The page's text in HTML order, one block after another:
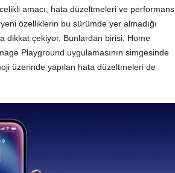
amacı, hata düzeltmeleri ve performans
özelliklerin bu sürümde yer almadığı
dikkat çekiyor. Bunlardan birisi, Home
Playground uygulamasının simgesinde
üzerinde yapılan hata düzeltmeleri de